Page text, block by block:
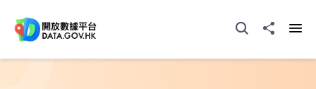
打开搜寻器分享至